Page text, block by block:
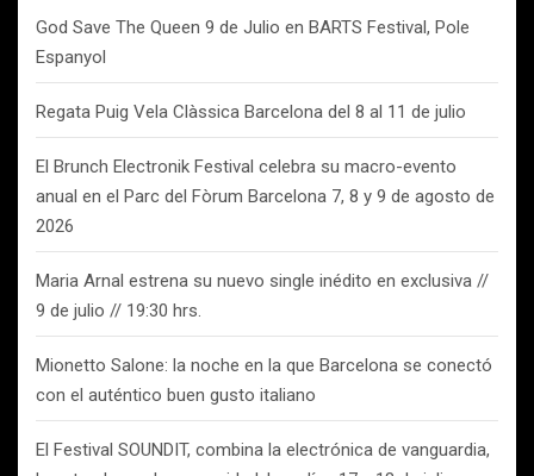
God Save The Queen 9 de Julio en BARTS Festival, Pole
Espanyol
Regata Puig Vela Clàssica Barcelona del 8 al 11 de julio
El Brunch Electronik Festival celebra su macro-evento
anual en el Parc del Fòrum Barcelona 7, 8 y 9 de agosto de
2026
Maria Arnal estrena su nuevo single inédito en exclusiva //
9 de julio // 19:30 hrs.
Mionetto Salone: la noche en la que Barcelona se conectó
con el auténtico buen gusto italiano
El Festival SOUNDIT, combina la electrónica de vanguardia,